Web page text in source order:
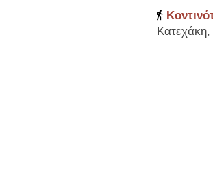
Κατεχάκη,